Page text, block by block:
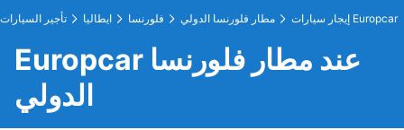
تأجير السيارات ايطاليا فلورنسا مطار فلورنسا الدولي إيجار سيارات Europcar
Europcar عند مطار فلورنسا
الدولي